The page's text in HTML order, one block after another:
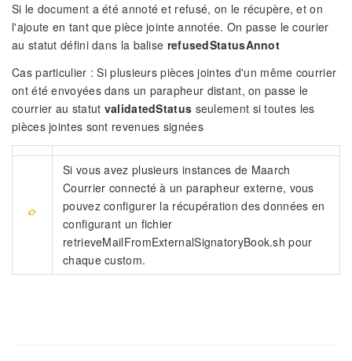
Si le document a été annoté et refusé, on le récupère, et on
l'ajoute en tant que pièce jointe annotée. On passe le courier
au statut défini dans la balise refusedStatusAnnot
Cas particulier : Si plusieurs pièces jointes d'un même courrier
ont été envoyées dans un parapheur distant, on passe le
courrier au statut validatedStatus seulement si toutes les
pièces jointes sont revenues signées
Si vous avez plusieurs instances de Maarch
Courrier connecté à un parapheur externe, vous
pouvez configurer la récupération des données en
configurant un fichier
retrieveMailFromExternalSignatoryBook.sh pour
chaque custom.